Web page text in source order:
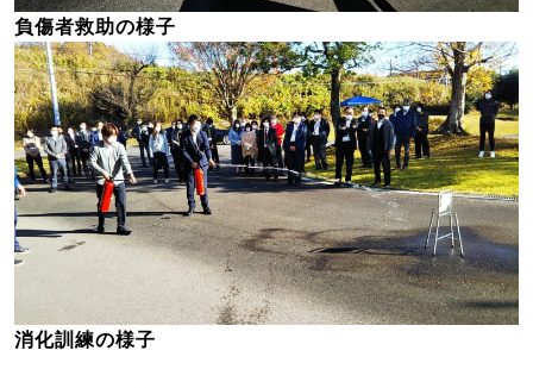
負傷者救助の様子
消化訓練の様子